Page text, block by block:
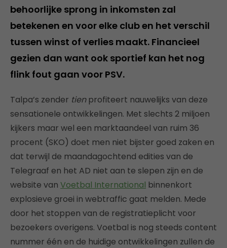
behoorlijke sprong in inkomsten zal
betekenen en voor elke club en het verschil
tussen winst of verlies maakt. Financieel
gezien dan want ook sportief kan het nog
flink fout gaan voor PSV.
Talpa’s zender tienprofiteert nauwelijks van deze
sensationele ontwikkelingen. Met slechts 2 miljoen
kijkers maar wel een marktaandeel van ruim 36
procent (SKO) doet men niet bijster goed zaken en
dat terwijl de maandagochtend edities van de
Telegraaf en het AD niet aan te slepen zijn en de
website van Voetbal International binnenkort
explosieve groei in webtraffic gaat melden. Mede
door het stoppen van de registratieplicht voor
bezoekers overigens. Voetbal is nog steeds content
nummer één en de huidige ontwikkelingen zullen de